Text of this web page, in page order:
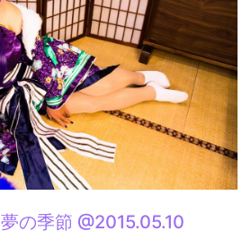
夢の季節 @2015.05.10